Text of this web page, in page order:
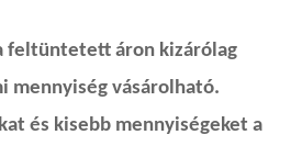
feltüntetett áron kizárólag
mennyiség vásárolható.
és kisebb mennyiségeket a